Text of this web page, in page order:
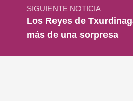
SIGUIENTE NOTICIA
Los Reyes de
más de una sorpresa